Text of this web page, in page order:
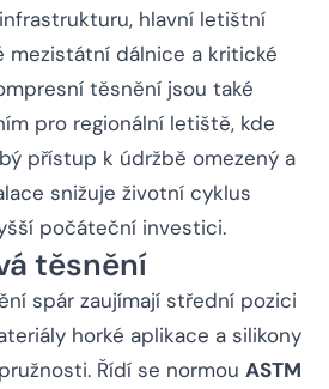
hlavní letištní
mezistátní dálnice a kritické
těsnění jsou také
pro regionální letiště, kde
přístup k údržbě omezený a
snižuje životní cyklus
počáteční investici.
těsnění
spár zaujímají střední pozici
horké aplikace a silikony
Řídí se normou ASTM